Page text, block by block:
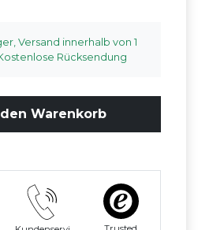
Versand innerhalb von 1
Rücksendung
den Warenkorb